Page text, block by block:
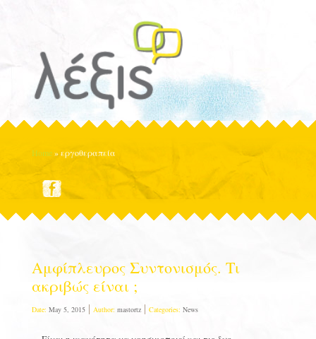
Home »εργοθεραπεία
Αμφίπλευρος Συντονισμός. Τι
ακριβώς είναι ;
Date: May 5, 2015 Author: mastortz Categories: News